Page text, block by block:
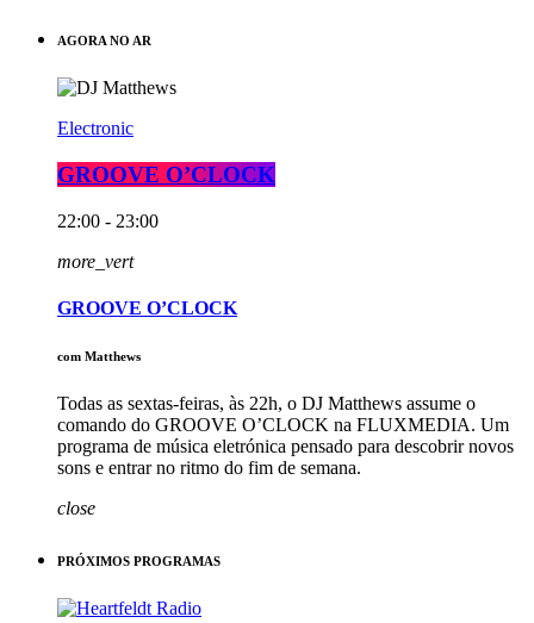
AGORA NO AR
Electronic
GROOVE O’CLOCK
22:00 - 23:00
more_vert
GROOVE O’CLOCK
com Matthews
Todas as sextas-feiras, às 22h, o DJ Matthews assume o
comando do GROOVE O’CLOCK na FLUXMEDIA. Um
programa de música eletrónica pensado para descobrir novos
sons e entrar no ritmo do fim de semana.
close
PRÓXIMOS PROGRAMAS